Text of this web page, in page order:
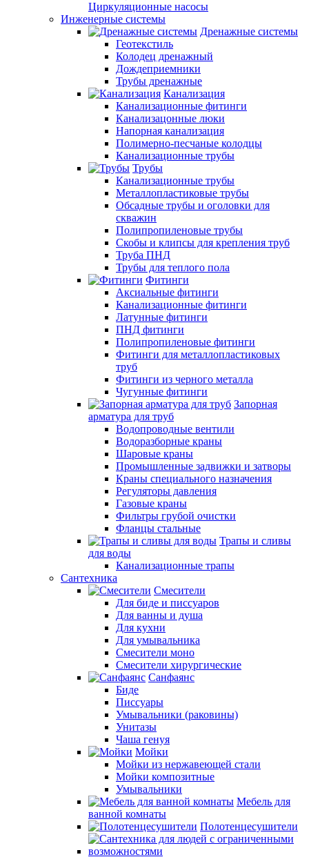
Циркуляционные насосы
Инженерные системы
Дренажные системы
Геотекстиль
Колодец дренажный
Дождеприемники
Трубы дренажные
Канализация
Канализационные фитинги
Канализацонные люки
Напорная канализация
Полимерно-песчаные колодцы
Канализационные трубы
Трубы
Канализационные трубы
Металлопластиковые трубы
Обсадные трубы и оголовки для
скважин
Полипропиленовые трубы
Скобы и клипсы для крепления труб
Труба ПНД
Трубы для теплого пола
Фитинги
Аксиальные фитинги
Канализационные фитинги
Латунные фитинги
ПНД фитинги
Полипропиленовые фитинги
Фитинги для металлопластиковых
труб
Фитинги из черного металла
Чугунные фитинги
Запорная
арматура для труб
Водопроводные вентили
Водоразборные краны
Шаровые краны
Промышленные задвижки и затворы
Краны специального назначения
Регуляторы давления
Газовые краны
Фильтры грубой очистки
Фланцы стальные
Трапы и сливы
для воды
Канализационные трапы
Сантехника
Смесители
Для биде и писсуаров
Для ванны и душа
Для кухни
Для умывальника
Смесители моно
Смесители хирургические
Санфаянс
Биде
Писсуары
Умывальники (раковины)
Унитазы
Чаша генуя
Мойки
Мойки из нержавеющей стали
Мойки композитные
Умывальники
Мебель для
ванной комнаты
Полотенцесушители